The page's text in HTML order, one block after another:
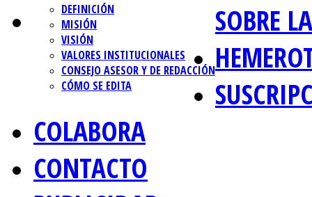
SOBRE
DEFINICIÓN
MISIÓN
VISIÓN
VALORES INSTITUCIONALES
CONSEJO ASESOR Y DE REDACCIÓN
CÓMO SE EDITA
COLABORA
CONTACTO